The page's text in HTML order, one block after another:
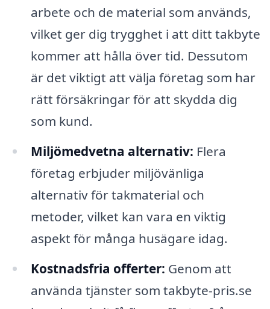
arbete och de material som används,
vilket ger dig trygghet i att ditt takbyte
kommer att hålla över tid. Dessutom
är det viktigt att välja företag som har
rätt försäkringar för att skydda dig
som kund.
Miljömedvetna alternativ: Flera
företag erbjuder miljövänliga
alternativ för takmaterial och
metoder, vilket kan vara en viktig
aspekt för många husägare idag.
Kostnadsfria offerter: Genom att
använda tjänster som takbyte-pris.se